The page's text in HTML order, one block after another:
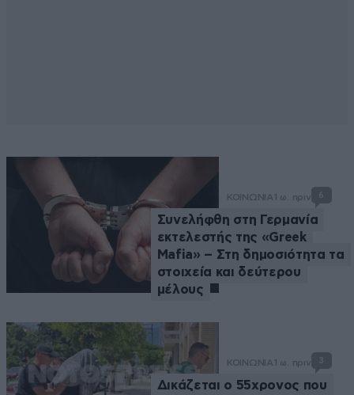
ΚΟΙΝΩΝΙΑ 1 ω. πριν 6
Συνελήφθη στη Γερμανία
εκτελεστής της «Greek
Mafia» – Στη δημοσιότητα τα
στοιχεία και δεύτερου
μέλους
ΚΟΙΝΩΝΙΑ 1 ω. πριν 3
Δικάζεται ο 55χρονος που